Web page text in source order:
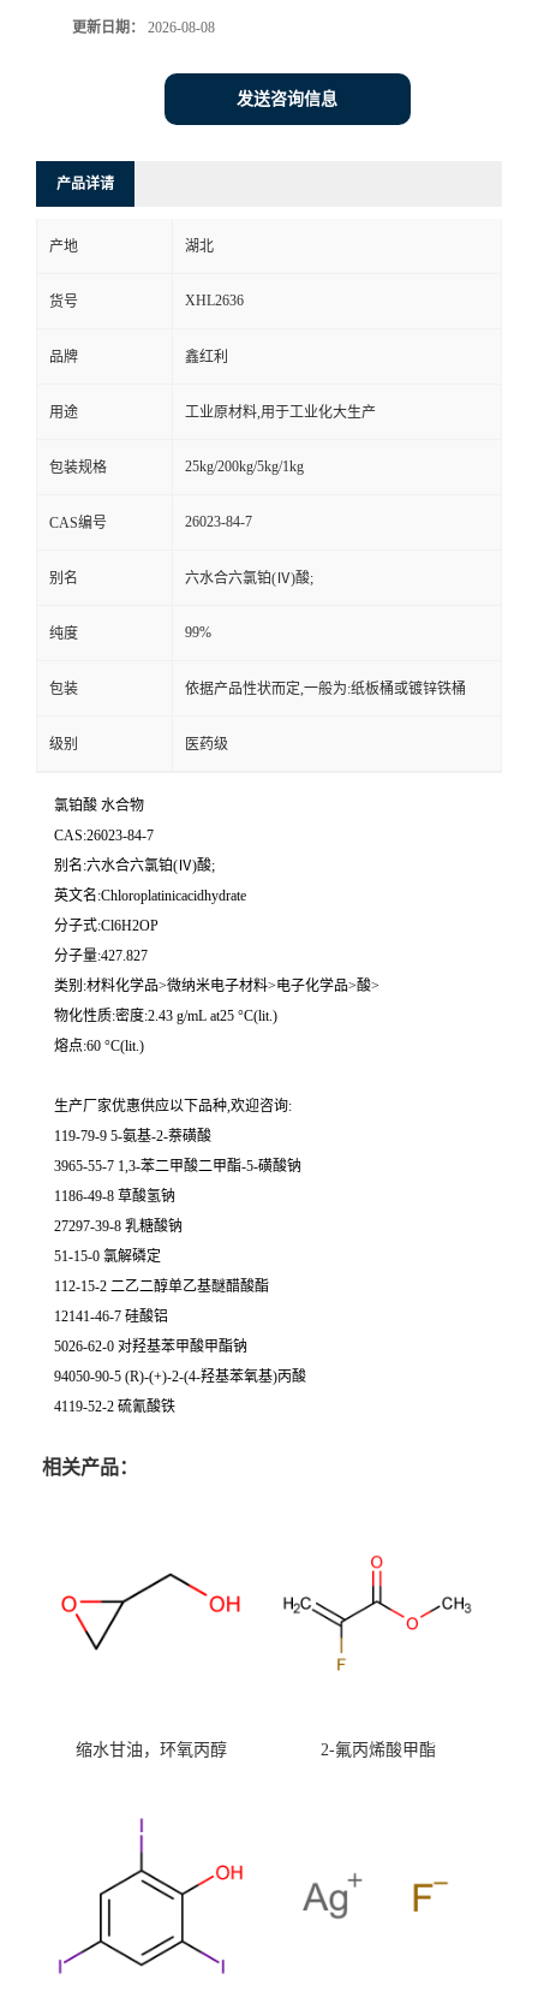
更新日期： 2026-08-08
发送咨询信息
产品详请
产地 湖北
货号 XHL2636
品牌 鑫红利
用途 工业原材料,用于工业化大生产
包装规格 25kg/200kg/5kg/1kg
CAS编号 26023-84-7
别名 六水合六氯铂(Ⅳ)酸;
纯度 99%
包装 依据产品性状而定,一般为:纸板桶或镀锌铁桶
级别 医药级
氯铂酸 水合物
CAS:26023-84-7
别名:六水合六氯铂(Ⅳ)酸;
英文名:Chloroplatinicacidhydrate
分子式:Cl6H2OP
分子量:427.827
类别:材料化学品>微纳米电子材料>电子化学品>酸>
物化性质:密度:2.43 g/mL at25 °C(lit.)
熔点:60 °C(lit.)
生产厂家优惠供应以下品种,欢迎咨询:
119-79-9 5-氨基-2-萘磺酸
3965-55-7 1,3-苯二甲酸二甲酯-5-磺酸钠
1186-49-8 草酸氢钠
27297-39-8 乳糖酸钠
51-15-0 氯解磷定
112-15-2 二乙二醇单乙基醚醋酸酯
12141-46-7 硅酸铝
5026-62-0 对羟基苯甲酸甲酯钠
94050-90-5 (R)-(+)-2-(4-羟基苯氧基)丙酸
4119-52-2 硫氰酸铁
相关产品：
缩水甘油，环氧丙醇 2-氟丙烯酸甲酯